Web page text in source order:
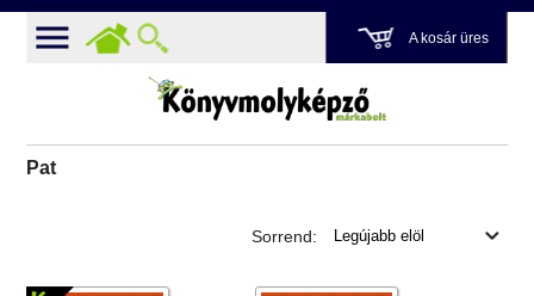
A kosár üres
Pat
Sorrend: